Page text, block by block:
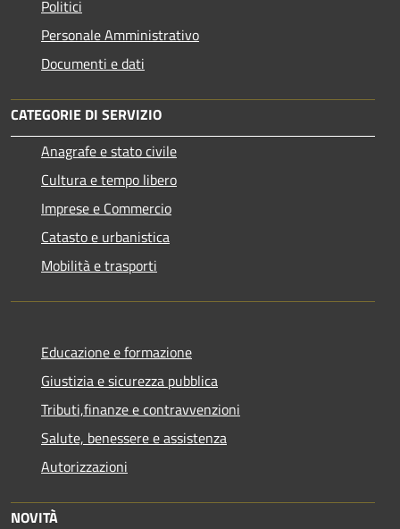
Politici
Personale Amministrativo
Documenti e dati
CATEGORIE DI SERVIZIO
Anagrafe e stato civile
Cultura e tempo libero
Imprese e Commercio
Catasto e urbanistica
Mobilità e trasporti
Educazione e formazione
Giustizia e sicurezza pubblica
Tributi,finanze e contravvenzioni
Salute, benessere e assistenza
Autorizzazioni
NOVITÀ